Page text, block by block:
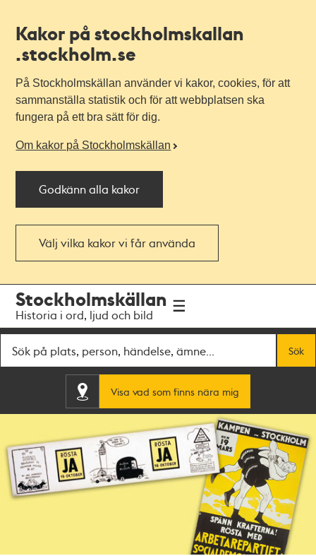
Kakor på stockholmskallan
.stockholm.se
På Stockholmskällan använder vi kakor, cookies, för att
sammanställa statistik och för att webbplatsen ska
fungera på ett bra sätt för dig.
Om kakor på Stockholmskällan
Godkänn alla kakor
Välj vilka kakor vi får använda
navigationen
huvudinnehållet
Stockholmskällan
Historia i ord, ljud och bild
Sök
Visa vad som finns nära mig